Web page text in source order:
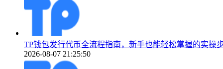
TP钱包发行代币全流程指南，新手也能轻松掌握的实操
2026-08-07 21:25:50